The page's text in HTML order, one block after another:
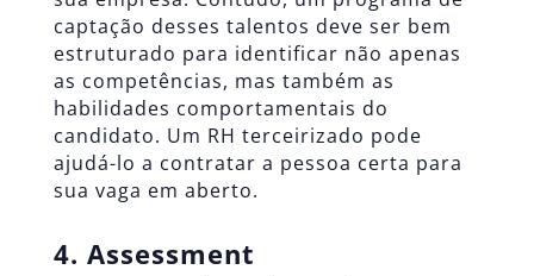
captação desses talentos deve ser bem
estruturado para identificar não apenas
as competências, mas também as
habilidades comportamentais do
candidato. Um RH terceirizado pode
ajudá-lo a contratar a pessoa certa para
sua vaga em aberto.
4. Assessment